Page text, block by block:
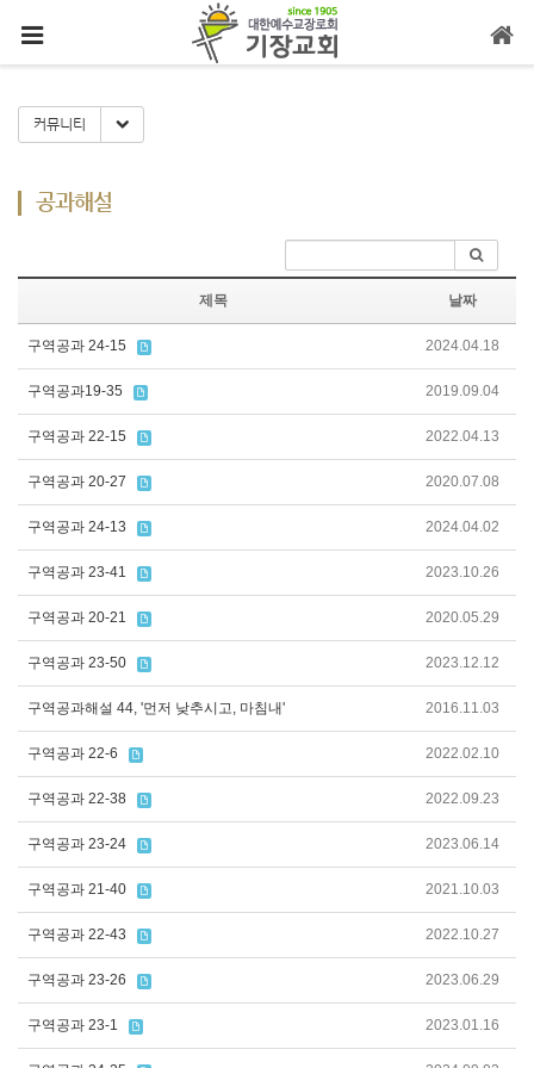
커뮤니티 Toggle Dropdown
공과해설
제목 날짜
구역공과 24-15 2024.04.18
구역공과19-35 2019.09.04
구역공과 22-15 2022.04.13
구역공과 20-27 2020.07.08
구역공과 24-13 2024.04.02
구역공과 23-41 2023.10.26
구역공과 20-21 2020.05.29
구역공과 23-50 2023.12.12
구역공과해설 44, '먼저 낮추시고, 마침내' 2016.11.03
구역공과 22-6 2022.02.10
구역공과 22-38 2022.09.23
구역공과 23-24 2023.06.14
구역공과 21-40 2021.10.03
구역공과 22-43 2022.10.27
구역공과 23-26 2023.06.29
구역공과 23-1 2023.01.16